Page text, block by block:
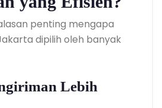
penting mengapa
dipilih oleh banyak
Lebih